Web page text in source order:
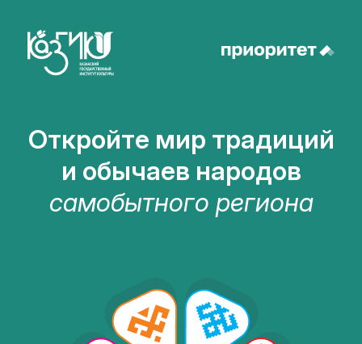
Откройте мир традиций
и обычаев народов
самобытного региона